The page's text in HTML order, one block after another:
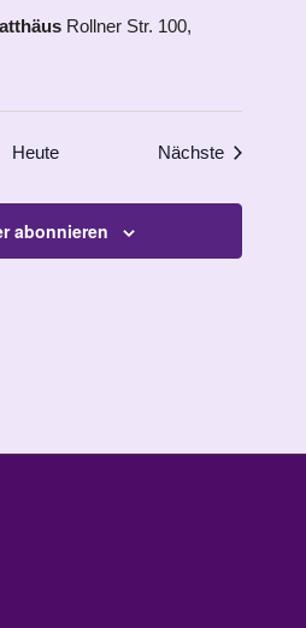
Rollner Str. 100,
Heute Nächste
abonnieren